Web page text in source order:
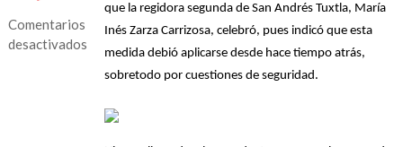
Comentarios
desactivados
que la regidora segunda de San Andrés Tuxtla, María
Inés Zarza Carrizosa, celebró, pues indicó que esta
medida debió aplicarse desde hace tiempo atrás,
sobretodo por cuestiones de seguridad.